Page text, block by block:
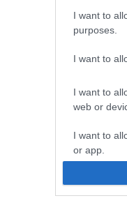
I want to
purposes.
I want to
I want to
web or
I want to
or app.
I want to
új Bicske Kelet
és négy új,
az MKIF az M1-es